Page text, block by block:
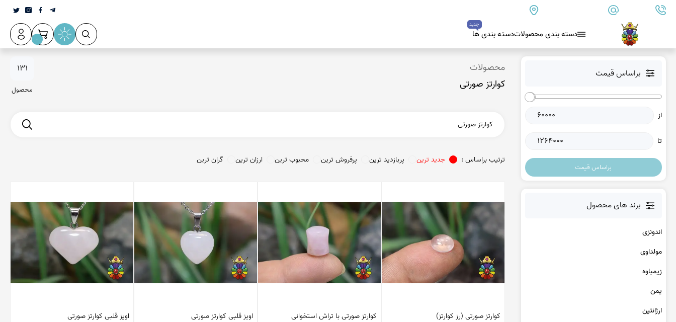
09179890157
info@goharanshop.com
دسته بندی محصولات
عقیق سیاه (اونیکس)
بلو لس آگات
کلسدونی
عقیق کلسدونی آبی
عقیق دروزی کلسدونی
عقیق یمن
عقیق یمن پرتقالی
عقیق دراگون
عقیق پوست مار
عقیق کارنلین
کرزی لس اگات
استیک اگات
عقیق سبز
عقیق سوخته
عقیق شجر پاییزی
عقیق بوتسوانا
عقیق اتشین
دسته بندی ها
جدید
0
براساس قیمت
از
تا
براساس قیمت
برند های محصول
اندونزی
مولداوی
زیمباوه
یمن
ارژانتین
محصولات
کوارتز صورتی
131
محصول
ترتیب براساس : جدید ترین پربازدید ترین پرفروش ترین محبوب ترین ارزان ترین گران ترین
کوارتز صورتی (رز کوارتز) کوارتز صورتی با تراش استخوانی اویز قلبی کوارتز صورتی اویز قلبی کوارتز صورتی